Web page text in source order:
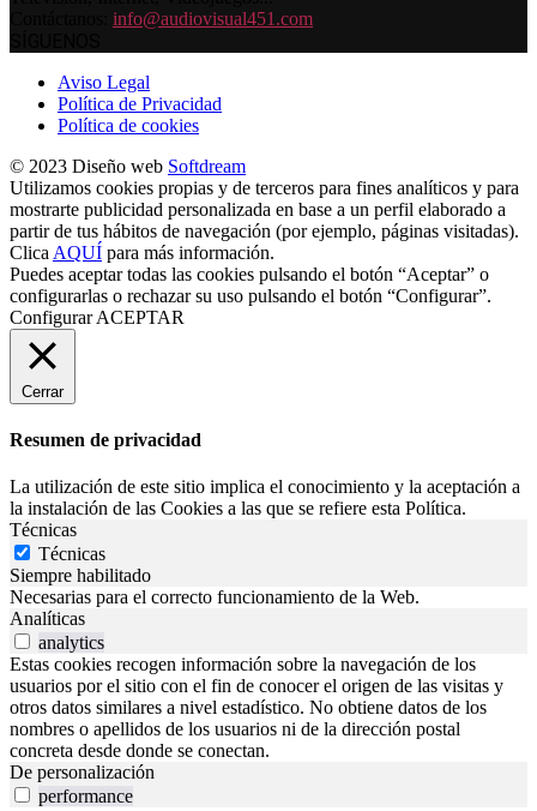
info@audiovisual451.com
Aviso Legal
Política de Privacidad
Política de cookies
© 2023 Diseño web Softdream
Utilizamos cookies propias y de terceros para fines analíticos y para
mostrarte publicidad personalizada en base a un perfil elaborado a
partir de tus hábitos de navegación (por ejemplo, páginas visitadas).
Clica AQUÍ para más información.
Puedes aceptar todas las cookies pulsando el botón “Aceptar” o
configurarlas o rechazar su uso pulsando el botón “Configurar”.
Configurar ACEPTAR
Cerrar
Resumen de privacidad
La utilización de este sitio implica el conocimiento y la aceptación a
la instalación de las Cookies a las que se refiere esta Política.
Técnicas
Técnicas
Siempre habilitado
Necesarias para el correcto funcionamiento de la Web.
Analíticas
analytics
Estas cookies recogen información sobre la navegación de los
usuarios por el sitio con el fin de conocer el origen de las visitas y
otros datos similares a nivel estadístico. No obtiene datos de los
nombres o apellidos de los usuarios ni de la dirección postal
concreta desde donde se conectan.
De personalización
performance